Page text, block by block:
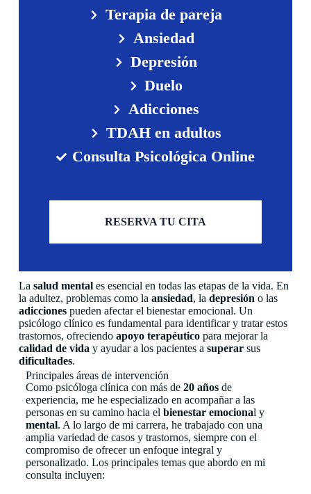
Terapia de pareja
Ansiedad
Depresión
Duelo
Adicciones
TDAH en adultos
Consulta Psicológica Online
RESERVA TU CITA
La salud mentales esencial en todas las etapas de la vida. En
la adultez, problemas como la ansiedad, la depresión o las
adiccionespueden afectar el bienestar emocional. Un
psicólogo clínico es fundamental para identificar y tratar estos
trastornos, ofreciendo apoyo terapéuticopara mejorar la
calidad de vida y ayudar a los pacientes a superarsus
dificultades.
Principales áreas de intervención
Como psicóloga clínica con más de 20 añosde
experiencia, me he especializado en acompañar a las
personas en su camino hacia el bienestar emocional y
mental. A lo largo de mi carrera, he trabajado con una
amplia variedad de casos y trastornos, siempre con el
compromiso de ofrecer un enfoque integral y
personalizado. Los principales temas que abordo en mi
consulta incluyen: